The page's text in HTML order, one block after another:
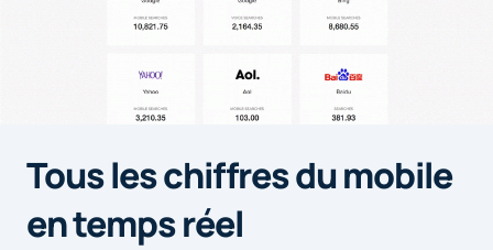
Tous les chiffres du mobile
en temps réel